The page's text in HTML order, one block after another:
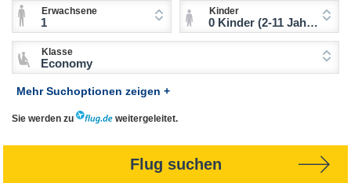
Erwachsene
1
Kinder
0 Kinder (2-11 Jahre)
Klasse
Economy
Mehr Suchoptionen zeigen +
Sie werden zu weitergeleitet.
Flug suchen